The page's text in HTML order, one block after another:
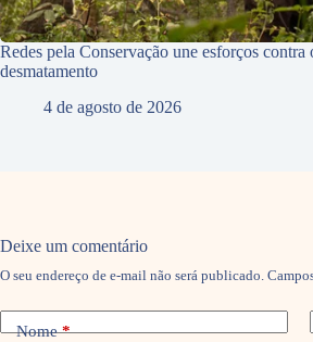
Redes pela Conservação une esforços contra
desmatamento
4 de agosto de 2026
Deixe um comentário
O seu endereço de e-mail não será publicado.
Nome*